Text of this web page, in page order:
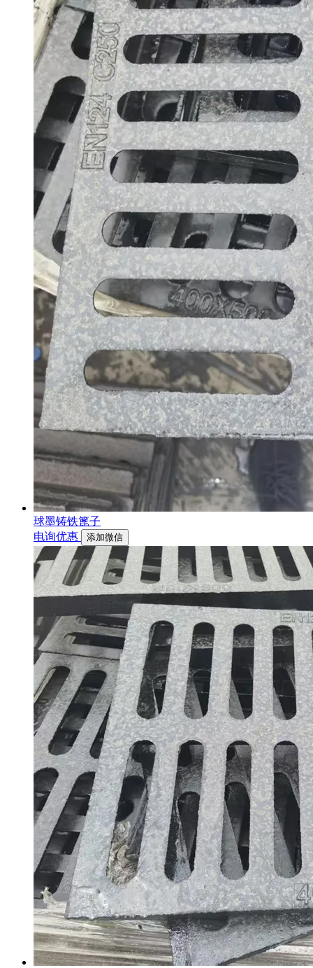
球墨铸铁篦子
电询优惠
添加微信